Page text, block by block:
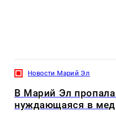
Новости Марий Эл
В Марий Эл
нуждающаяся в